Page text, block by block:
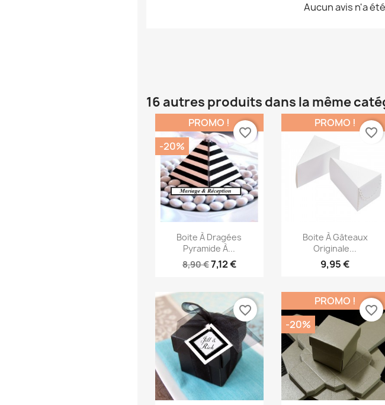
Aucun avis n'a
16 autres produits dans la même
Aperçu rapide
Boite À Dragées
Pyramide À...
8,90 €7,12 €
PROMO !
-20%
favorite_border
Aperçu rapide
Boite À Gâteaux
Originale...
9,95 €
PROMO !
favorite_border
favorite_border
PROMO !
-20%
favorite_border